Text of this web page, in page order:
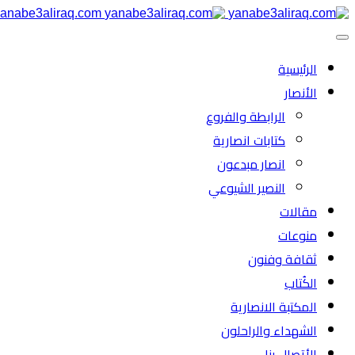
الرئیسية
الأنصار
الرابطة والفروع
كتابات انصارية
انصار مبدعون
النصیر الشیوعي
مقالات
منوعات
ثقافة وفنون
الكُتاب
المكتبة الانصارية
الشهداء والراحلون